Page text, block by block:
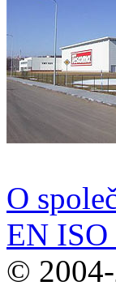
O
EN ISO
©